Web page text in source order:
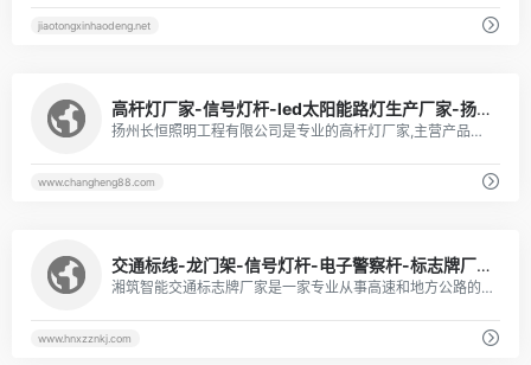
jiaotongxinhaodeng.net
高杆灯厂家-信号灯杆-led太阳能路灯生产厂家-扬州长恒照明工程有限公司
扬州长恒照明工程有限公司是专业的高杆灯厂家,主营产品有高杆灯,太阳能路灯,信号灯杆,led路灯,景观灯等,产品质量好,价格优惠,欢迎咨询.
www.changheng88.com
交通标线-龙门架-信号灯杆-电子警察杆-标志牌厂家-湖南湘筑智能科技公司
湘筑智能交通标志牌厂家是一家专业从事高速和地方公路的交通标志牌,标志立柱,标志标牌,交通标线的生产与服务.以及高速公路交通安全工程施工、高速公路机电工程系统集成施工,公路养护工程施工.
www.hnxzznkj.com